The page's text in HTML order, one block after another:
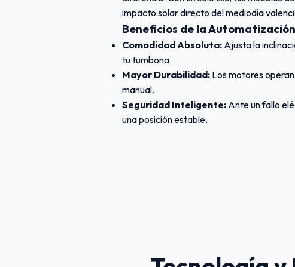
impacto solar directo del mediodía
Beneficios de la
Comodidad Absoluta: Ajusta la
tu tumbona.
Mayor Durabilidad: Los motores
manual.
Seguridad Inteligente: Ante un fallo
una posición estable.